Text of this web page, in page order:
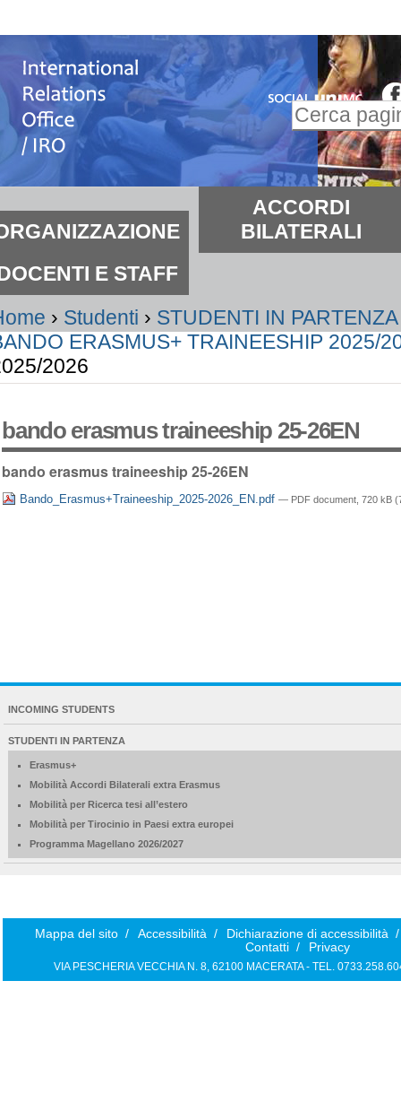
Inserire il
Ricerca
avanzata…
ACCORDI
BILATERALI
E STAFF
› Studenti › STUDENTI IN PARTENZA
ERASMUS+ TRAINEESHIP 2025/
2026
bando erasmus traineeship 25-26EN
bando erasmus traineeship 25-26EN
Bando_Erasmus+Traineeship_2025-2026_EN.pdf— PDF document, 720 kB
EXTENDED
INCOMING STUDENTS
STUDENTI IN PARTENZA
Erasmus+
Mobilità Accordi Bilaterali extra Erasmus
Mobilità per Ricerca tesi all’estero
Mobilità per Tirocinio in Paesi extra europei
Programma Magellano 2026/2027
Mappa del sito / Accessibilità / Dichiarazione di accessibilità /
Contatti / Privacy
VIA PESCHERIA VECCHIA N. 8, 62100 MACERATA - TEL.